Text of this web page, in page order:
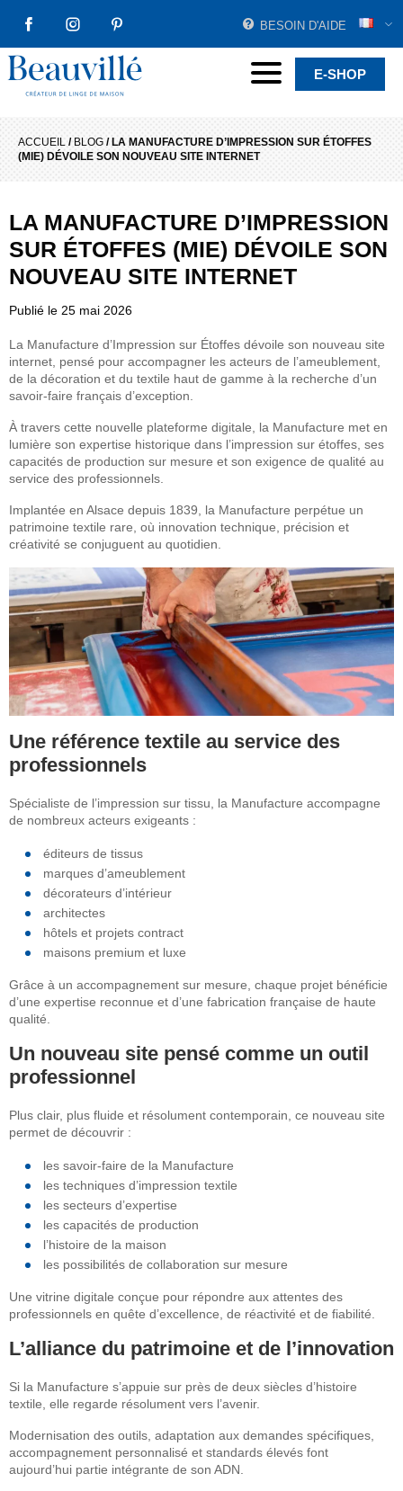
FACEBOOKINSTAGRAMPINTEREST
BESOIN D'AIDE
Beauvillé Créateur par tradition Menu E-SHOP
ACCUEIL / BLOG / LA MANUFACTURE D’IMPRESSION SUR ÉTOFFES
(MIE) DÉVOILE SON NOUVEAU SITE INTERNET
LA MANUFACTURE D’IMPRESSION
SUR ÉTOFFES (MIE) DÉVOILE SON
NOUVEAU SITE INTERNET
Publié le 25 mai 2026
La Manufacture d’Impression sur Étoffes dévoile son nouveau site
internet, pensé pour accompagner les acteurs de l’ameublement,
de la décoration et du textile haut de gamme à la recherche d’un
savoir-faire français d’exception.
À travers cette nouvelle plateforme digitale, la Manufacture met en
lumière son expertise historique dans l’impression sur étoffes, ses
capacités de production sur mesure et son exigence de qualité au
service des professionnels.
Implantée en Alsace depuis 1839, la Manufacture perpétue un
patrimoine textile rare, où innovation technique, précision et
créativité se conjuguent au quotidien.
Une référence textile au service des
professionnels
Spécialiste de l’impression sur tissu, la Manufacture accompagne
de nombreux acteurs exigeants :
éditeurs de tissus
marques d’ameublement
décorateurs d’intérieur
architectes
hôtels et projets contract
maisons premium et luxe
Grâce à un accompagnement sur mesure, chaque projet bénéficie
d’une expertise reconnue et d’une fabrication française de haute
qualité.
Un nouveau site pensé comme un outil
professionnel
Plus clair, plus fluide et résolument contemporain, ce nouveau site
permet de découvrir :
les savoir-faire de la Manufacture
les techniques d’impression textile
les secteurs d’expertise
les capacités de production
l’histoire de la maison
les possibilités de collaboration sur mesure
Une vitrine digitale conçue pour répondre aux attentes des
professionnels en quête d’excellence, de réactivité et de fiabilité.
L’alliance du patrimoine et de l’innovation
Si la Manufacture s’appuie sur près de deux siècles d’histoire
textile, elle regarde résolument vers l’avenir.
Modernisation des outils, adaptation aux demandes spécifiques,
accompagnement personnalisé et standards élevés font
aujourd’hui partie intégrante de son ADN.